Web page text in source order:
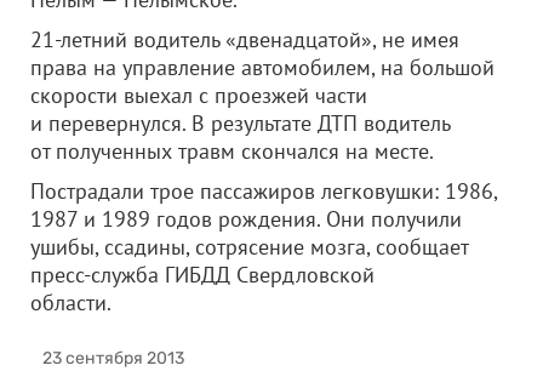
21-летний водитель «двенадцатой», не имея
права на управление автомобилем, на большой
скорости выехал с проезжей части
и перевернулся. В результате ДТП водитель
от полученных травм скончался на месте.
Пострадали трое пассажиров легковушки: 1986,
1987 и 1989 годов рождения. Они получили
ушибы, ссадины, сотрясение мозга, сообщает
пресс-служба ГИБДД Свердловской
области.
23 сентября 2013